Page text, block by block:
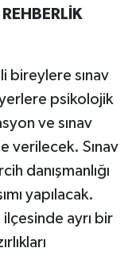
bireylere sınav
psikolojik
ve sınav
verilecek. Sınav
danışmanlığı
yapılacak.
ayrı bir